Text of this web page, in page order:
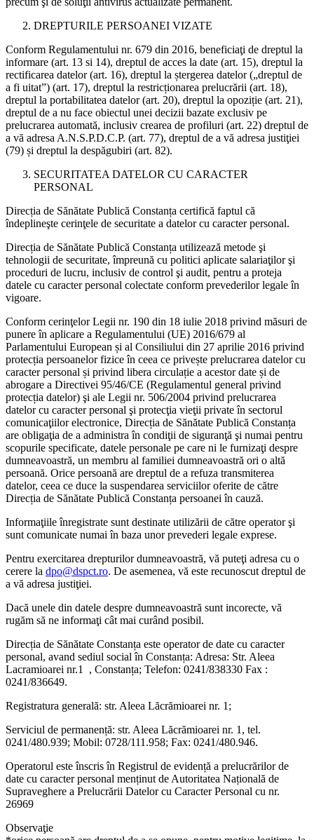
DREPTURILE PERSOANEI VIZATE
Conform Regulamentului nr. 679 din 2016, beneficiaţi de dreptul la
informare (art. 13 si 14), dreptul de acces la date (art. 15), dreptul la
rectificarea datelor (art. 16), dreptul la ștergerea datelor („dreptul de
a fi uitat”) (art. 17), dreptul la restricționarea prelucrării (art. 18),
dreptul la portabilitatea datelor (art. 20), dreptul la opoziție (art. 21),
dreptul de a nu face obiectul unei decizii bazate exclusiv pe
prelucrarea automată, inclusiv crearea de profiluri (art. 22) dreptul de
a vă adresa A.N.S.P.D.C.P. (art. 77), dreptul de a vă adresa justiţiei
(79) și dreptul la despăgubiri (art. 82).
SECURITATEA DATELOR CU CARACTER
PERSONAL
Direcția de Sănătate Publică Constanța certifică faptul că
îndeplineşte cerinţele de securitate a datelor cu caracter personal.
Direcția de Sănătate Publică Constanța utilizează metode şi
tehnologii de securitate, împreună cu politici aplicate salariaţilor şi
proceduri de lucru, inclusiv de control şi audit, pentru a proteja
datele cu caracter personal colectate conform prevederilor legale în
vigoare.
Conform cerinţelor Legii nr. 190 din 18 iulie 2018 privind măsuri de
punere în aplicare a Regulamentului (UE) 2016/679 al
Parlamentului European și al Consiliului din 27 aprilie 2016 privind
protecția persoanelor fizice în ceea ce privește prelucrarea datelor cu
caracter personal și privind libera circulație a acestor date și de
abrogare a Directivei 95/46/CE (Regulamentul general privind
protecția datelor) şi ale Legii nr. 506/2004 privind prelucrarea
datelor cu caracter personal şi protecţia vieţii private în sectorul
comunicaţiilor electronice, Direcția de Sănătate Publică Constanța
are obligaţia de a administra în condiţii de siguranţă şi numai pentru
scopurile specificate, datele personale pe care ni le furnizaţi despre
dumneavoastră, un membru al familiei dumneavoastră ori o altă
persoană. Orice persoană are dreptul de a refuza transmiterea
datelor, ceea ce duce la suspendarea serviciilor oferite de către
Direcția de Sănătate Publică Constanța persoanei în cauză.
Informaţiile înregistrate sunt destinate utilizării de către operator şi
sunt comunicate numai în baza unor prevederi legale exprese.
Pentru exercitarea drepturilor dumneavoastră, vă puteţi adresa cu o
cerere la dpo@dspct.ro. De asemenea, vă este recunoscut dreptul de
a vă adresa justiţiei.
Dacă unele din datele despre dumneavoastră sunt incorecte, vă
rugăm să ne informaţi cât mai curând posibil.
Direcția de Sănătate Constanța este operator de date cu caracter
personal, avand sediul social în Constanța: Adresa: Str. Aleea
Lacramioarei nr.1 , Constanța; Telefon: 0241/838330 Fax :
0241/836649.
Registratura generală: str. Aleea Lăcrămioarei nr. 1;
Serviciul de permanență: str. Aleea Lăcrămioarei nr. 1, tel.
0241/480.939; Mobil: 0728/111.958; Fax: 0241/480.946.
Operatorul esteînscrisîn Registrul de evidență a prelucrărilor de
date cu caracter personal menținut de Autoritatea Națională de
Supraveghere a Prelucrării Datelor cu Caracter Personal cu nr.
26969
Observaţie